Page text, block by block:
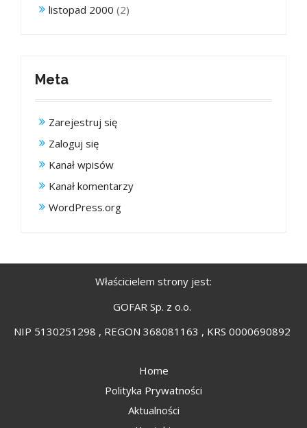
listopad 2000 (2)
Meta
Zarejestruj się
Zaloguj się
Kanał wpisów
Kanał komentarzy
WordPress.org
Właścicielem strony jest:
GOFAR Sp. z o.o.
NIP 5130251298 , REGON 368081163 , KRS 0000690892
Home
Polityka Prywatności
Aktualności